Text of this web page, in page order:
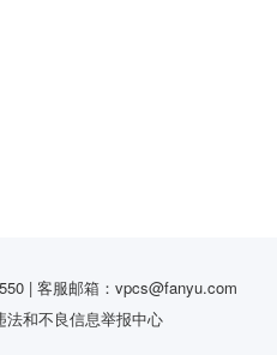
| 客服邮箱：vpcs@fanyu.com
和不良信息举报中心